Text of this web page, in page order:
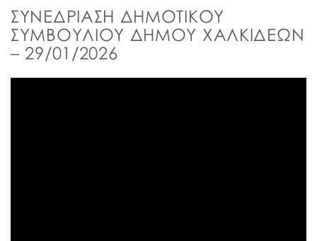
ΣΥΝΕΔΡΙΑΣΗ ΔΗΜΟΤΙΚΟΥ
ΣΥΜΒΟΥΛΙΟΥ ΔΗΜΟΥ ΧΑΛΚΙΔΕΩΝ
– 29/01/2026